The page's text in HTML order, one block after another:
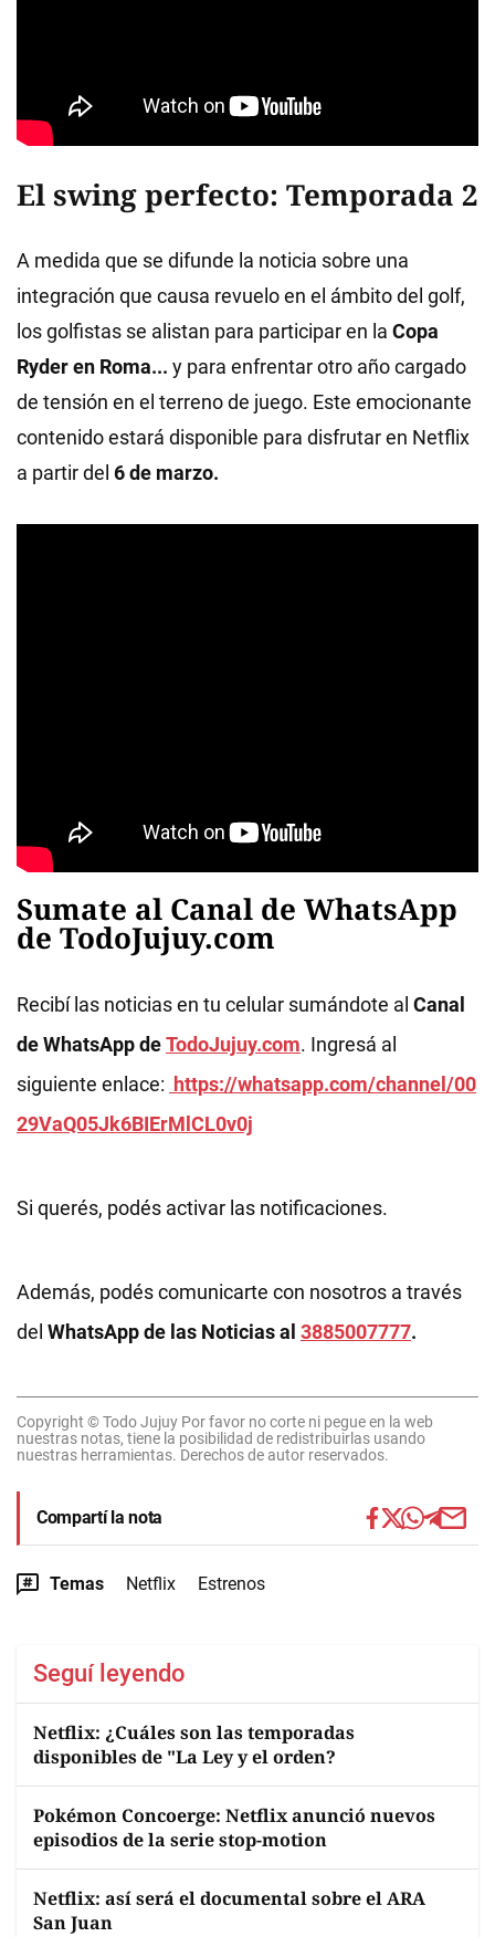
El swing perfecto: Temporada 2
A medida que se difunde la noticia sobre una
integración que causa revuelo en el ámbito del golf,
los golfistas se alistan para participar en la Copa
Ryder en Roma... y para enfrentar otro año cargado
de tensión en el terreno de juego. Este emocionante
contenido estará disponible para disfrutar en Netflix
a partir del 6 de marzo.
Sumate al Canal de WhatsApp
de TodoJujuy.com
Recibí las noticias en tu celular sumándote al Canal
de WhatsApp deTodoJujuy.com. Ingresá al
siguiente enlace: https://whatsapp.com/channel/00
29VaQ05Jk6BIErMlCL0v0j
Si querés, podés activar las notificaciones.
Además, podés comunicarte con nosotros a través
del WhatsApp de las Noticias al 3885007777.
Copyright © Todo Jujuy Por favor no corte ni pegue en la web
nuestras notas, tiene la posibilidad de redistribuirlas usando
nuestras herramientas. Derechos de autor reservados.
Compartí la nota
Temas Netflix Estrenos
Seguí leyendo
Netflix: ¿Cuáles son las temporadas
disponibles de "La Ley y el orden?
Pokémon Concoerge: Netflix anunció nuevos
episodios de la serie stop-motion
Netflix: así será el documental sobre el ARA
San Juan